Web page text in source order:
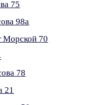
75
98а
Морской 70
78
21